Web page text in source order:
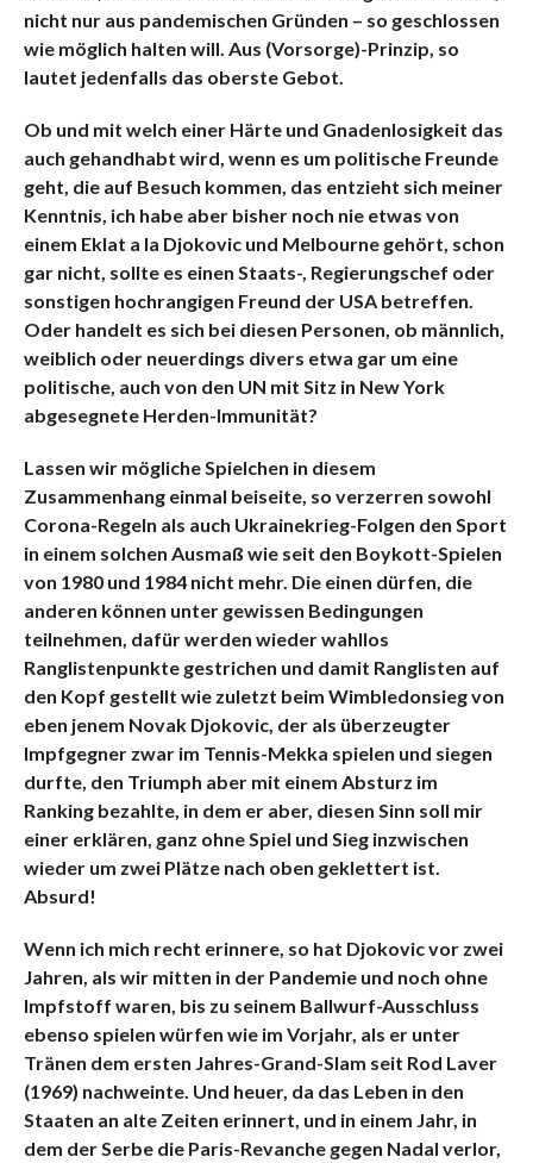
nicht nur aus pandemischen Gründen – so geschlossen
wie möglich halten will. Aus (Vorsorge)-Prinzip, so
lautet jedenfalls das oberste Gebot.
Ob und mit welch einer Härte und Gnadenlosigkeit das
auch gehandhabt wird, wenn es um politische Freunde
geht, die auf Besuch kommen, das entzieht sich meiner
Kenntnis, ich habe aber bisher noch nie etwas von
einem Eklat a la Djokovic und Melbourne gehört, schon
gar nicht, sollte es einen Staats-, Regierungschef oder
sonstigen hochrangigen Freund der USA betreffen.
Oder handelt es sich bei diesen Personen, ob männlich,
weiblich oder neuerdings divers etwa gar um eine
politische, auch von den UN mit Sitz in New York
abgesegnete Herden-Immunität?
Lassen wir mögliche Spielchen in diesem
Zusammenhang einmal beiseite, so verzerren sowohl
Corona-Regeln als auch Ukrainekrieg-Folgen den Sport
in einem solchen Ausmaß wie seit den Boykott-Spielen
von 1980 und 1984 nicht mehr. Die einen dürfen, die
anderen können unter gewissen Bedingungen
teilnehmen, dafür werden wieder wahllos
Ranglistenpunkte gestrichen und damit Ranglisten auf
den Kopf gestellt wie zuletzt beim Wimbledonsieg von
eben jenem Novak Djokovic, der als überzeugter
Impfgegner zwar im Tennis-Mekka spielen und siegen
durfte, den Triumph aber mit einem Absturz im
Ranking bezahlte, in dem er aber, diesen Sinn soll mir
einer erklären, ganz ohne Spiel und Sieg inzwischen
wieder um zwei Plätze nach oben geklettert ist.
Absurd!
Wenn ich mich recht erinnere, so hat Djokovic vor zwei
Jahren, als wir mitten in der Pandemie und noch ohne
Impfstoff waren, bis zu seinem Ballwurf-Ausschluss
ebenso spielen würfen wie im Vorjahr, als er unter
Tränen dem ersten Jahres-Grand-Slam seit Rod Laver
(1969) nachweinte. Und heuer, da das Leben in den
Staaten an alte Zeiten erinnert, und in einem Jahr, in
dem der Serbe die Paris-Revanche gegen Nadal verlor,